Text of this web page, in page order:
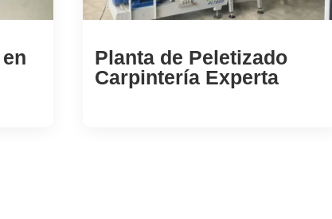
Planta de Peletizado
Carpintería Experta